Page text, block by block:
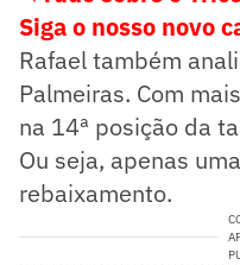
Siga o nosso novo
Rafael também
Palmeiras. Com
na 14ª posição da
Ou seja, apenas
rebaixamento.